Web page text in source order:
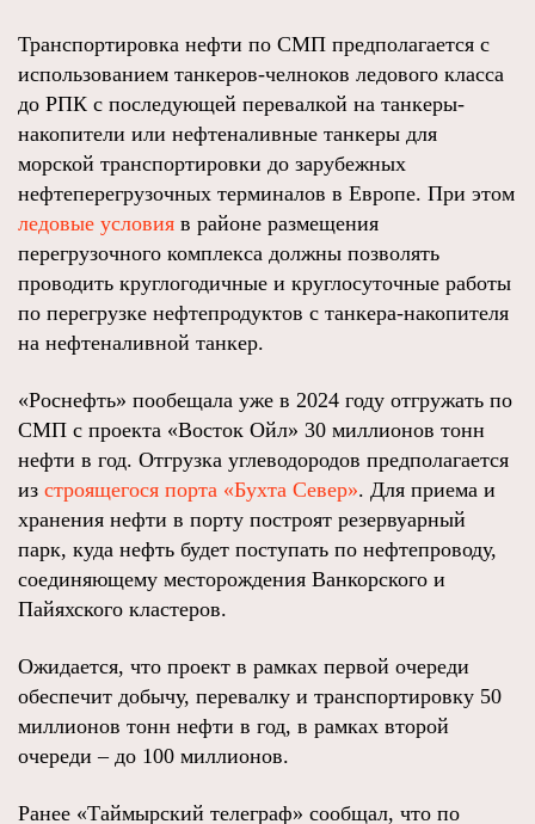
Транспортировка нефти по СМП предполагается с
использованием танкеров-челноков ледового класса
до РПК с последующей перевалкой на танкеры-
накопители или нефтеналивные танкеры для
морской транспортировки до зарубежных
нефтеперегрузочных терминалов в Европе. При этом
ледовые условия в районе размещения
перегрузочного комплекса должны позволять
проводить круглогодичные и круглосуточные работы
по перегрузке нефтепродуктов с танкера-накопителя
на нефтеналивной танкер.
«Роснефть» пообещала уже в 2024 году отгружать по
СМП с проекта «Восток Ойл» 30 миллионов тонн
нефти в год. Отгрузка углеводородов предполагается
из строящегося порта «Бухта Север». Для приема и
хранения нефти в порту построят резервуарный
парк, куда нефть будет поступать по нефтепроводу,
соединяющему месторождения Ванкорского и
Пайяхского кластеров.
Ожидается, что проект в рамках первой очереди
обеспечит добычу, перевалку и транспортировку 50
миллионов тонн нефти в год, в рамках второй
очереди – до 100 миллионов.
Ранее «Таймырский телеграф» сообщал, что по